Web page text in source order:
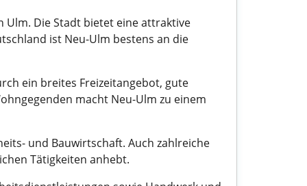
Ulm. Die Stadt bietet eine attraktive
ist Neu-Ulm bestens an die
ein breites Freizeitangebot, gute
macht Neu-Ulm zu einem
und Bauwirtschaft. Auch zahlreiche
Tätigkeiten anhebt.